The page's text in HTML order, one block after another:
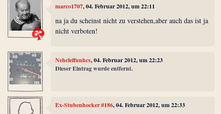
marco1707, 04. Februar 2012, um 22:11
na ja du scheinst nicht zu verstehen,aber auch das ist ja
nicht verboten!
Nehcleffunhcs, 04. Februar 2012, um 22:23
Dieser Eintrag wurde entfernt.
Ex-Stubenhocker #186, 04. Februar 2012, um 22:33